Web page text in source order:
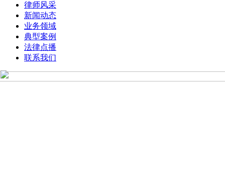
律师风采
新闻动态
业务领域
典型案例
法律点播
联系我们